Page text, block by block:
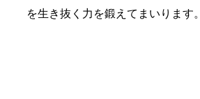
を生き抜く力を鍛えてまいります。